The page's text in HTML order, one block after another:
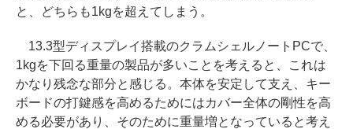
と、どちらも1kgを超えてしまう。
13.3型ディスプレイ搭載のクラムシェルノートPCで、
1kgを下回る重量の製品が多いことを考えると、これは
かなり残念な部分と感じる。本体を安定して支え、キー
ボードの打鍵感を高めるためにはカバー全体の剛性を高
める必要があり、そのために重量増となっていると考え